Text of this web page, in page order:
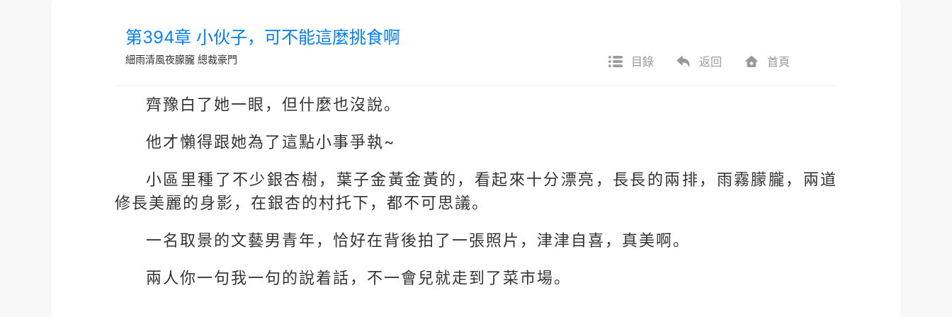
第394章 小伙子，可不能這麼挑食啊
細雨清風夜朦朧 總裁豪門 目錄 返回 首頁
齊豫白了她一眼，但什麼也沒說。
他才懶得跟她為了這點小事爭執~
小區里種了不少銀杏樹，葉子金黃金黃的，看起來十分漂亮，長長的兩排，雨霧朦朧，兩道
修長美麗的身影，在銀杏的村托下，都不可思議。
一名取景的文藝男青年，恰好在背後拍了一張照片，津津自喜，真美啊。
兩人你一句我一句的說着話，不一會兒就走到了菜市場。